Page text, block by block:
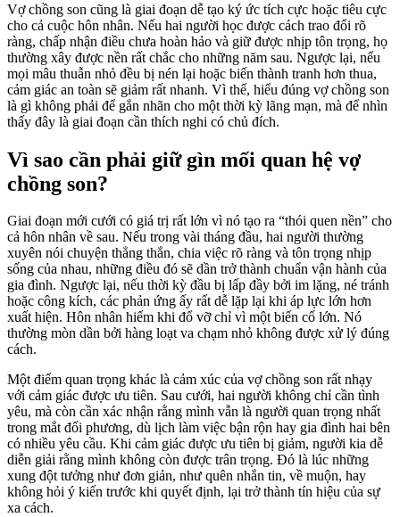
Vợ chồng son cũng là giai đoạn dễ tạo ký ức tích cực hoặc tiêu cực
cho cả cuộc hôn nhân. Nếu hai người học được cách trao đổi rõ
ràng, chấp nhận điều chưa hoàn hảo và giữ được nhịp tôn trọng, họ
thường xây được nền rất chắc cho những năm sau. Ngược lại, nếu
mọi mâu thuẫn nhỏ đều bị nén lại hoặc biến thành tranh hơn thua,
cảm giác an toàn sẽ giảm rất nhanh. Vì thế, hiểu đúng vợ chồng son
là gì không phải để gắn nhãn cho một thời kỳ lãng mạn, mà để nhìn
thấy đây là giai đoạn cần thích nghi có chủ đích.
Vì sao cần phải giữ gìn mối quan hệ vợ
chồng son?
Giai đoạn mới cưới có giá trị rất lớn vì nó tạo ra “thói quen nền” cho
cả hôn nhân về sau. Nếu trong vài tháng đầu, hai người thường
xuyên nói chuyện thẳng thắn, chia việc rõ ràng và tôn trọng nhịp
sống của nhau, những điều đó sẽ dần trở thành chuẩn vận hành của
gia đình. Ngược lại, nếu thời kỳ đầu bị lấp đầy bởi im lặng, né tránh
hoặc công kích, các phản ứng ấy rất dễ lặp lại khi áp lực lớn hơn
xuất hiện. Hôn nhân hiếm khi đổ vỡ chỉ vì một biến cố lớn. Nó
thường mòn dần bởi hàng loạt va chạm nhỏ không được xử lý đúng
cách.
Một điểm quan trọng khác là cảm xúc của vợ chồng son rất nhạy
với cảm giác được ưu tiên. Sau cưới, hai người không chỉ cần tình
yêu, mà còn cần xác nhận rằng mình vẫn là người quan trọng nhất
trong mắt đối phương, dù lịch làm việc bận rộn hay gia đình hai bên
có nhiều yêu cầu. Khi cảm giác được ưu tiên bị giảm, người kia dễ
diễn giải rằng mình không còn được trân trọng. Đó là lúc những
xung đột tưởng như đơn giản, như quên nhắn tin, về muộn, hay
không hỏi ý kiến trước khi quyết định, lại trở thành tín hiệu của sự
xa cách.